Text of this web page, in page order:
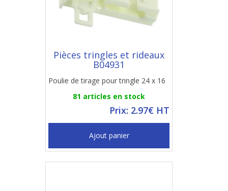
Pièces tringles et rideaux
B04931
Poulie de tirage pour tringle 24 x 16
81 articles en stock
Prix: 2.97€ HT
Ajout panier